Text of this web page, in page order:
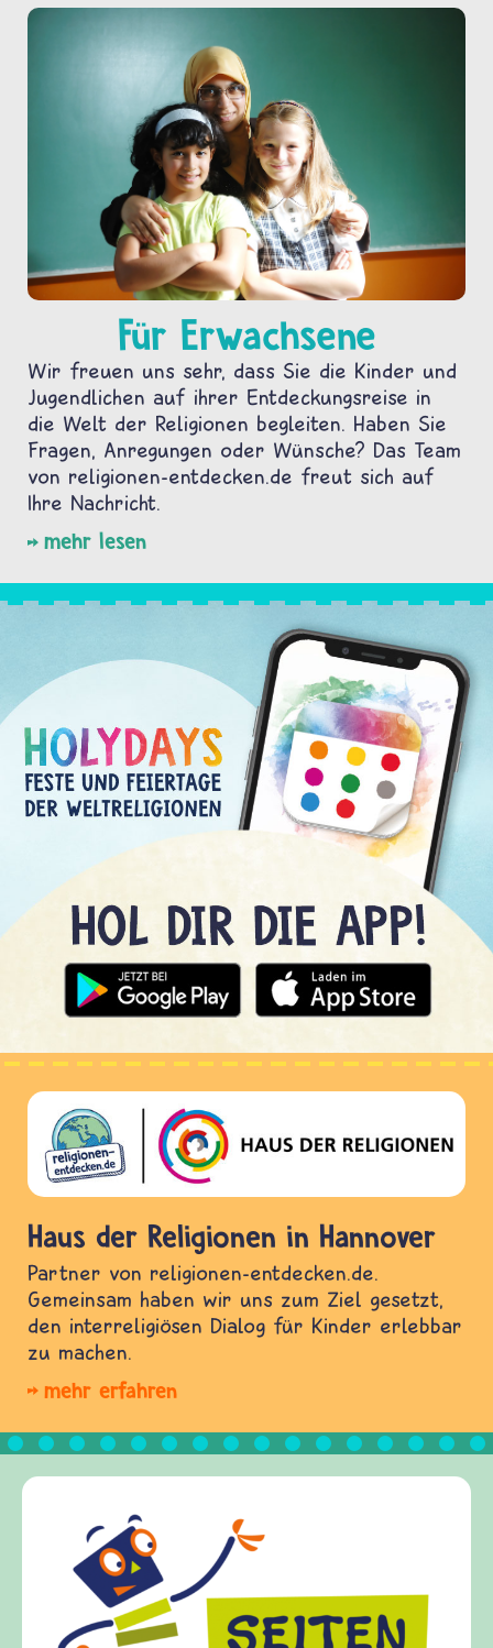
Für Erwachsene
Wir freuen uns sehr, dass Sie die Kinder und
Jugendlichen auf ihrer Entdeckungsreise in
die Welt der Religionen begleiten. Haben Sie
Fragen, Anregungen oder Wünsche? Das Team
von religionen-entdecken.de freut sich auf
Ihre Nachricht.
mehr lesen
Haus der Religionen in Hannover
Partner von religionen-entdecken.de.
Gemeinsam haben wir uns zum Ziel gesetzt,
den interreligiösen Dialog für Kinder erlebbar
zu machen.
mehr erfahren